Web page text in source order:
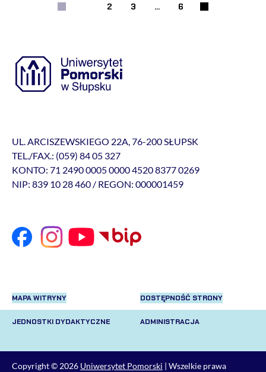
Strona
2 Strona
3 ... 6
Następna strona
UL. ARCISZEWSKIEGO 22A, 76-200 SŁUPSK
TEL./FAX.: (059) 84 05 327
KONTO: 71 2490 0005 0000 4520 8377 0269
NIP: 839 10 28 460 / REGON: 000001459
MAPA WITRYNY DOSTĘPNOŚĆ STRONY
JEDNOSTKI DYDAKTYCZNE ADMINISTRACJA
Copyright © 2026 Uniwersytet Pomorski | Wszelkie prawa